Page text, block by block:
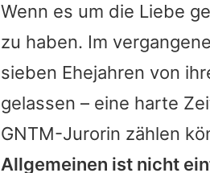
Wenn es um die Liebe
zu haben. Im
sieben Ehejahren von
gelassen – eine harte
GNTM-Jurorin zählen
Allgemeinen ist nicht